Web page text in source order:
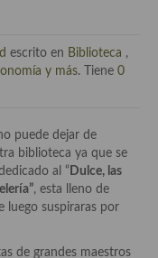
y aditivos
cocineros, críticos,
escrito en Biblioteca ,
y más. Tiene 0
puede dejar de
biblioteca ya que se
al “ Dulce, las
, esta lleno de
luego suspiraras por
de grandes maestros